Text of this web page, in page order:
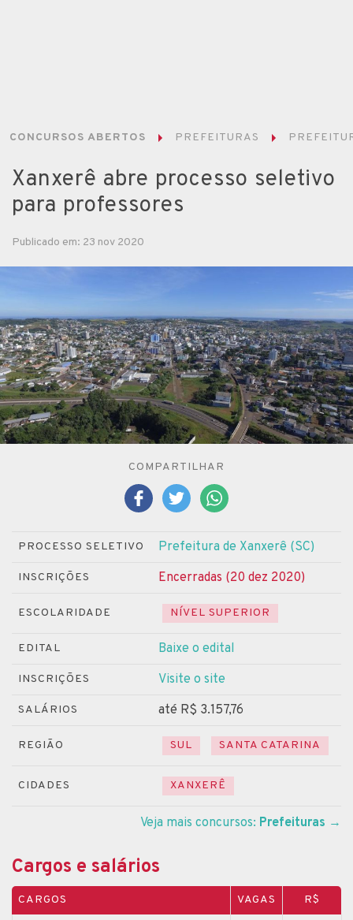
CONCURSOS ABERTOS PREFEITURAS
Xanxerê abre processo seletivo
para professores
Publicado em: 23 nov 2020
COMPARTILHAR
PROCESSO SELETIVO Prefeitura de Xanxerê (SC)
INSCRIÇÕES Encerradas (20 dez 2020)
ESCOLARIDADE NÍVEL SUPERIOR
EDITAL Baixe o edital
INSCRIÇÕES Visite o site
SALÁRIOS até R$ 3.157,76
REGIÃO SUL SANTA CATARINA
CIDADES XANXERÊ
Veja mais concursos: Prefeituras →
Cargos e salários
CARGOS VAGAS R$